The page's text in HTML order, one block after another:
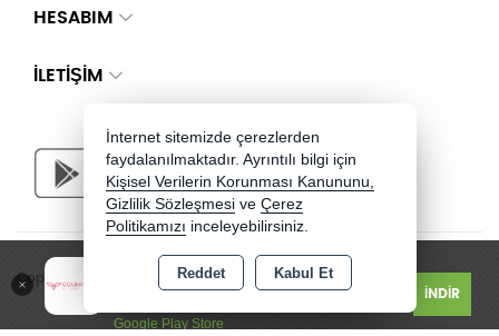
Güler Yüzlü Silver - Jewelry
Google Play Store
İNDİR
HESABIM
İLETIŞIM
Copyright 2026 guleryuzlusilver.com - Tüm hakları saklıdır.
İnternet sitemizde çerezlerden
faydalanılmaktadır. Ayrıntılı bilgi için
Kişisel Verilerin Korunması Kanununu,
Gizlilik Sözleşmesi ve Çerez
Politikamızı inceleyebilirsiniz.
Reddet Kabul Et